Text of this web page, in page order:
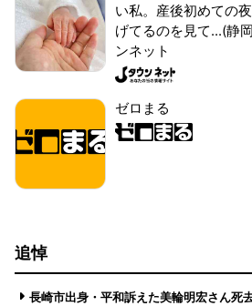
い私。産後初めての
げてるのを見て...(静
ンネット
ゼロまる
追悼
長崎市出身・平和訴えた美輪明宏さん